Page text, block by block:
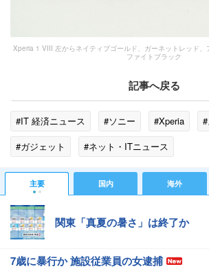
Xperia 1 VIII 左からネイティブゴールド、ガーネットレッド、
ファイトブラック
記事へ戻る
#IT 経済ニュース #ソニー #Xperia
#ガジェット
#ネット・ITニュース
主要 国内 海外
関東「真夏の暑さ」は終了か
7歳に暴行か 施設従業員の女逮捕